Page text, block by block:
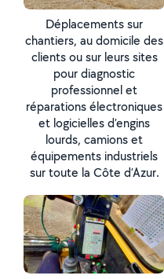
Déplacements sur
chantiers, au domicile des
clients ou sur leurs sites
pour diagnostic
professionnel et
réparations électroniques
et logicielles d’engins
lourds, camions et
équipements industriels
sur toute la Côte d’Azur.